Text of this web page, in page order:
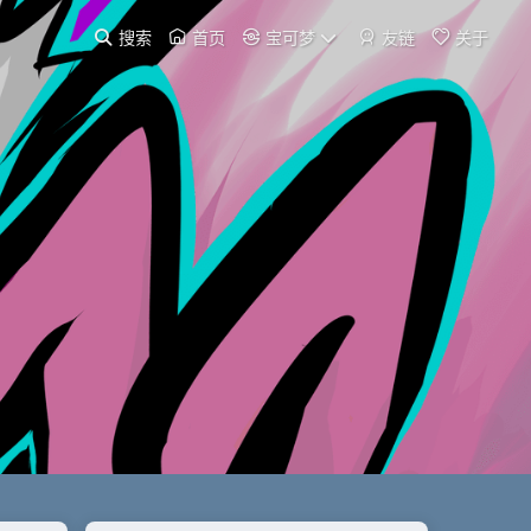
搜索 首页 宝可梦 友链 关于